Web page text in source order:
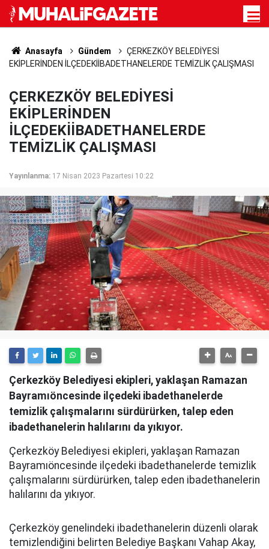
Anasayfa Gündem
ÇERKEZKÖY BELEDİYESİ
EKİPLERİNDEN İLÇEDEKİİBADETHANELERDE TEMİZLİK ÇALIŞMASI
ÇERKEZKÖY BELEDİYESİ
EKİPLERİNDEN
İLÇEDEKİİBADETHANELERDE
TEMİZLİK ÇALIŞMASI
Yayınlanma: 17 Nisan 2023 Pazartesi 10:22
Çerkezköy Belediyesi ekipleri, yaklaşan Ramazan
Bayramıöncesinde ilçedeki ibadethanelerde
temizlik çalışmalarını sürdürürken, talep eden
ibadethanelerin halılarını da yıkıyor.
Çerkezköy Belediyesi ekipleri, yaklaşan Ramazan
Bayramıöncesinde ilçedeki ibadethanelerde temizlik
çalışmalarını sürdürürken, talep eden ibadethanelerin
halılarını da yıkıyor.
Çerkezköy genelindeki ibadethanelerin düzenli olarak
temizlendiğini belirten Belediye Başkanı Vahap Akay,